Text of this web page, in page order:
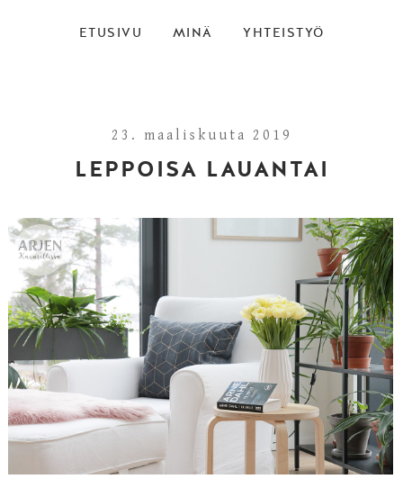
ETUSIVU MINÄ YHTEISTYÖ
23. maaliskuuta 2019
LEPPOISA LAUANTAI